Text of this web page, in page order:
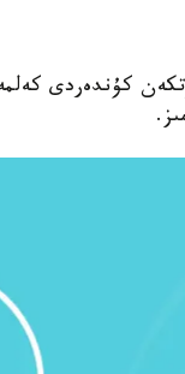
كۇندەردى